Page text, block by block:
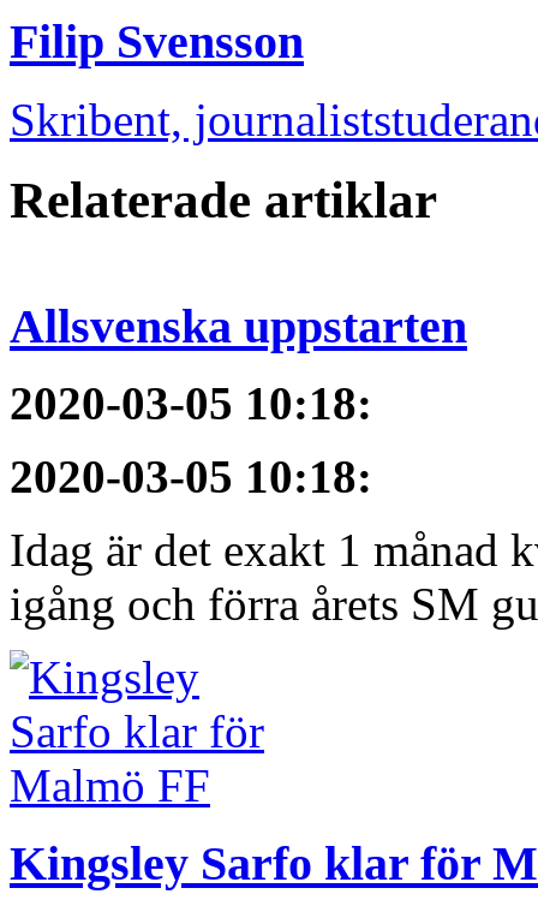
Filip Svensson
Skribent,
Relaterade artiklar
Allsvenska uppstarten
2020-03-05 10:18:
2020-03-05 10:18:
Idag är det exakt 1 månad
igång och förra årets SM
Kingsley Sarfo klar för